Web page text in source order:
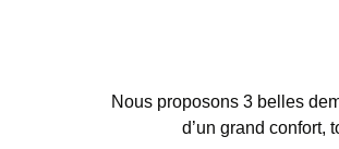
Nous proposons 3 belles
d’un grand confort,